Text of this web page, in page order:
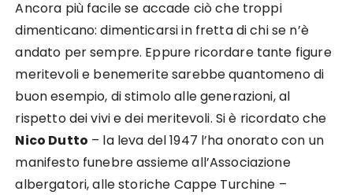
Ancora più facile se accade ciò che troppi
dimenticano: dimenticarsi in fretta di chi se n’è
andato per sempre. Eppure ricordare tante figure
meritevoli e benemerite sarebbe quantomeno di
buon esempio, di stimolo alle generazioni, al
rispetto dei vivi e dei meritevoli. Si è ricordato che
Nico Dutto – la leva del 1947 l’ha onorato con un
manifesto funebre assieme all’Associazione
albergatori, alle storiche Cappe Turchine –